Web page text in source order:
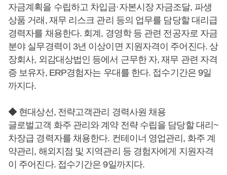
자금계획을 수립하고 차입금·자본시장 자금조달, 파생
상품 거래, 재무 리스크 관리 등의 업무를 담당할 대리급
경력자를 채용한다. 회계, 경영학 등 관련 전공자로 자금
분야 실무경력이 3년 이상이면 지원자격이 주어진다. 상
장회사, 외감대상법인 등에서 근무한 자, 재무 관련 자격
증 보유자, ERP경험자는 우대를 한다. 접수기간은 9일
까지다.
◆ 현대상선, 전략고객관리 경력사원 채용
글로벌고객 화주 관리와 계약 전략 수립을 담당할 대리~
차장급 경력자를 채용한다. 컨테이너 영업관리, 화주 계
약관리, 해외지점 및 지역관리 등 경험자에게 지원자격
이 주어진다. 접수기간은 9일까지다.